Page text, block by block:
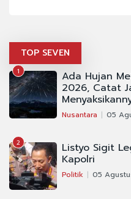
TOP SEVEN
1 Ada Hujan
2026, Catat
Nusantara 05
2 Listyo Sigit
Kapolri
Politik 05